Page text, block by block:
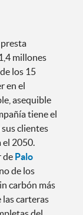
millones
los 15
en el
asequible
tiene el
clientes
el 2050.
de Palo
de los
carbón más
las carteras